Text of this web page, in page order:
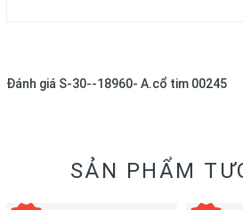
Đánh giá S-30--18960- A.cổ tim 00245
SẢN PHẨM